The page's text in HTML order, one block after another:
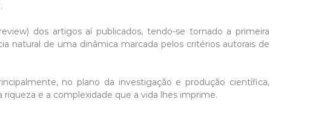
dos artigos aí publicados, tendo-se tornado a primeira
natural de uma dinâmica marcada pelos critérios autorais de
no plano da investigação e produção científica,
e a complexidade que a vida lhes imprime.